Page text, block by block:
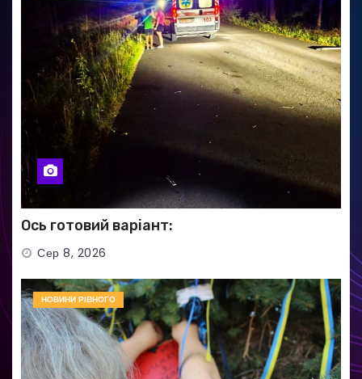
Ось готовий варіант:
Сер 8, 2026
НОВИНИ РІВНОГО